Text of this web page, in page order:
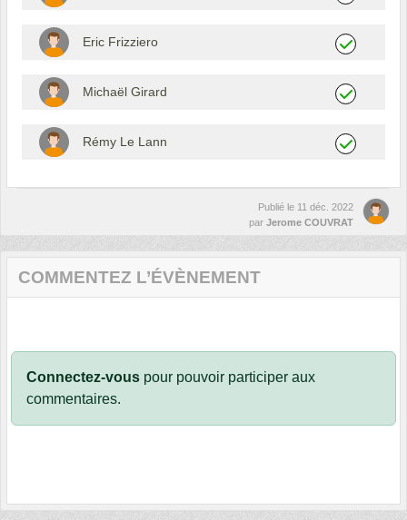
Eric Frizziero
Michaël Girard
Rémy Le Lann
Publié le 11 déc. 2022
par Jerome COUVRAT
COMMENTEZ L’ÉVÈNEMENT
Connectez-vous pour pouvoir participer aux
commentaires.